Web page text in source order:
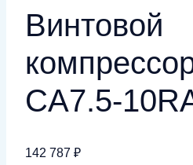
Винтовой
CA7.5-
142 787 ₽